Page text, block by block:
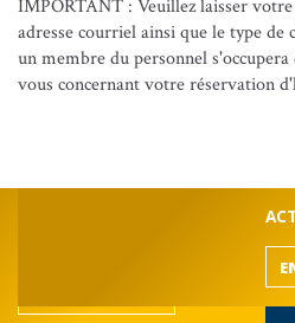
IMPORTANT : Veuillez laisser
adresse courriel ainsi que le type de
un membre du personnel
vous concernant votre réservation